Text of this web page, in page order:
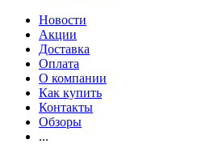
Новости
Акции
Доставка
Оплата
О компании
Как купить
Контакты
Обзоры
...